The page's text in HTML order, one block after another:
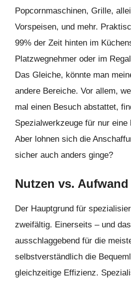
Popcornmaschinen, Grille,
Vorspeisen, und mehr.
99% der Zeit hinten im
Platzwegnehmer oder im
Das Gleiche, könnte man
andere Bereiche. Vor allem,
mal einen Besuch abstattet,
Spezialwerkzeuge für nur eine
Aber lohnen sich die
sicher auch anders ginge?
Nutzen vs. Aufwand
Der Hauptgrund für
zweifältig. Einerseits – und
ausschlaggebend für die
selbstverständlich die
gleichzeitige Effizienz.